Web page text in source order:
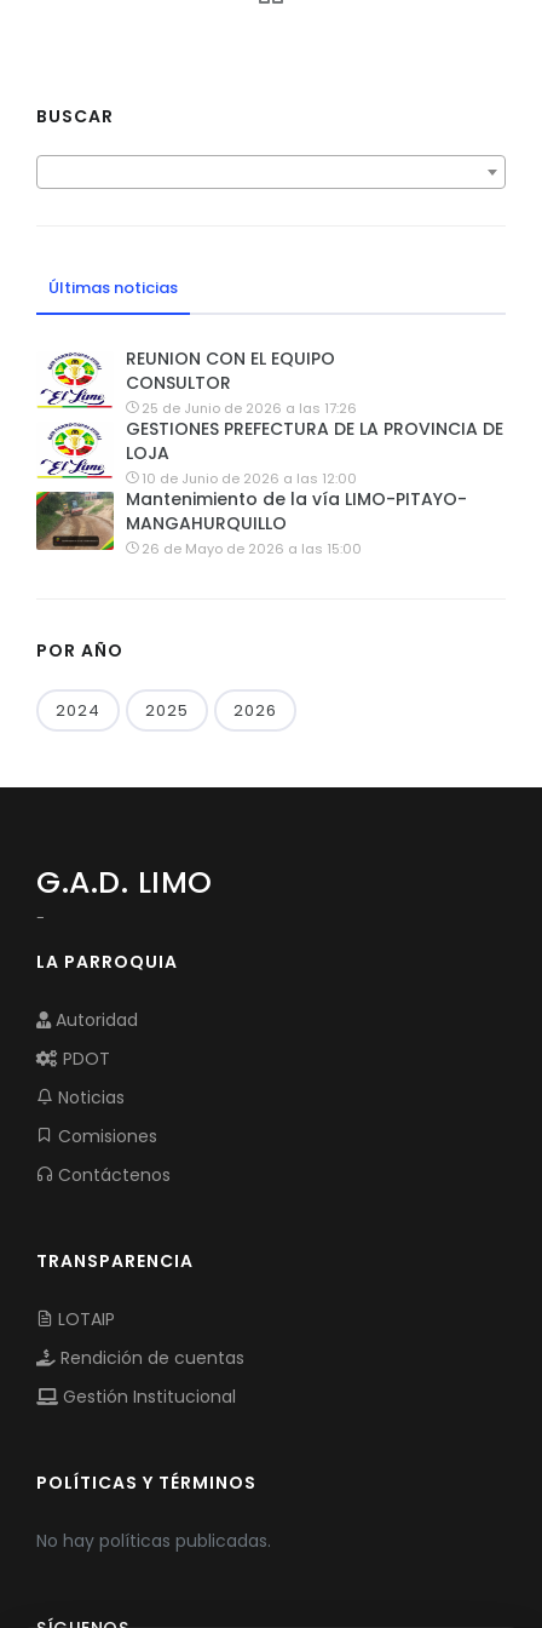
BUSCAR
Últimas noticias
REUNION CON EL EQUIPO
CONSULTOR
25 de Junio de 2026 a las 17:26
GESTIONES PREFECTURA DE LA PROVINCIA DE
LOJA
10 de Junio de 2026 a las 12:00
Mantenimiento de la vía LIMO-PITAYO-
MANGAHURQUILLO
26 de Mayo de 2026 a las 15:00
POR AÑO
2024 2025 2026
G.A.D. LIMO
-
LA PARROQUIA
Autoridad
PDOT
Noticias
Comisiones
Contáctenos
TRANSPARENCIA
LOTAIP
Rendición de cuentas
Gestión Institucional
POLÍTICAS Y TÉRMINOS
No hay políticas publicadas.